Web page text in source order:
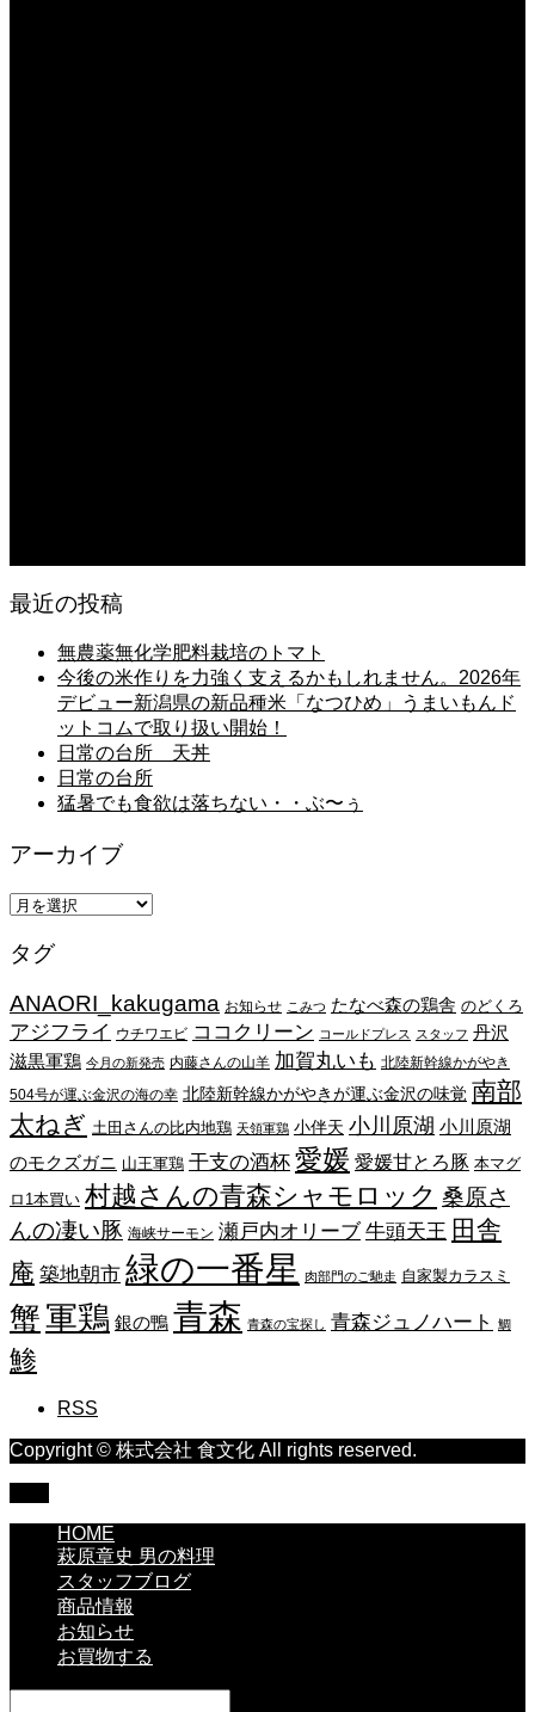
最近の投稿
無農薬無化学肥料栽培のトマト
今後の米作りを力強く支えるかもしれません。2026年
デビュー新潟県の新品種米「なつひめ」うまいもんド
ットコムで取り扱い開始！
日常の台所 天丼
日常の台所
猛暑でも食欲は落ちない・・ぶ〜ぅ
アーカイブ
ア
カ
ブ
タグ
ANAORI_kakugama お知らせ こみつ たなべ森の鶏舎 のどくろ
アジフライ ウチワエビ ココクリーン コールドプレス スタッフ 丹沢
滋黒軍鶏 今月の新発売 内藤さんの山羊 加賀丸いも 北陸新幹線かがやき
504号が運ぶ金沢の海の幸 北陸新幹線かがやきが運ぶ金沢の味覚 南部
太ねぎ 土田さんの比内地鶏 天領軍鶏 小伴天 小川原湖 小川原湖
のモクズガニ 山王軍鶏 干支の酒杯 愛媛 愛媛甘とろ豚 本マグ
ロ1本買い 村越さんの青森シャモロック 桑原さ
んの凄い豚 海峡サーモン 瀬戸内オリーブ 牛頭天王 田舎
庵 築地朝市 緑の一番星 肉部門のご馳走 自家製カラスミ
蟹軍鶏 銀の鴨 青森 青森の宝探し 青森ジュノハート 鯛
鯵
RSS
Copyright © 株式会社 食文化 All rights reserved.
HOME
萩原章史 男の料理
スタッフブログ
商品情報
お知らせ
お買物する